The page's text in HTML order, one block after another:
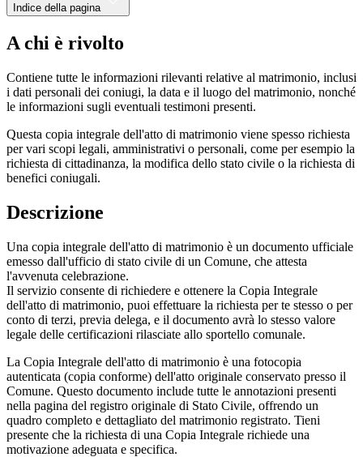
Indice della pagina
A chi è rivolto
Contiene tutte le informazioni rilevanti relative al matrimonio, inclusi
i dati personali dei coniugi, la data e il luogo del matrimonio, nonché
le informazioni sugli eventuali testimoni presenti.
Questa copia integrale dell'atto di matrimonio viene spesso richiesta
per vari scopi legali, amministrativi o personali, come per esempio la
richiesta di cittadinanza, la modifica dello stato civile o la richiesta di
benefici coniugali.
Descrizione
Una copia integrale dell'atto di matrimonio è un documento ufficiale
emesso dall'ufficio di stato civile di un Comune, che attesta
l'avvenuta celebrazione.
Il servizio consente di richiedere e ottenere la Copia Integrale
dell'atto di matrimonio, puoi effettuare la richiesta per te stesso o per
conto di terzi, previa delega, e il documento avrà lo stesso valore
legale delle certificazioni rilasciate allo sportello comunale.
La Copia Integrale dell'atto di matrimonio è una fotocopia
autenticata (copia conforme) dell'atto originale conservato presso il
Comune. Questo documento include tutte le annotazioni presenti
nella pagina del registro originale di Stato Civile, offrendo un
quadro completo e dettagliato del matrimonio registrato. Tieni
presente che la richiesta di una Copia Integrale richiede una
motivazione adeguata e specifica.